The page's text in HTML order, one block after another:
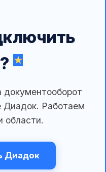
документооборот
Работаем
области.
Диадок